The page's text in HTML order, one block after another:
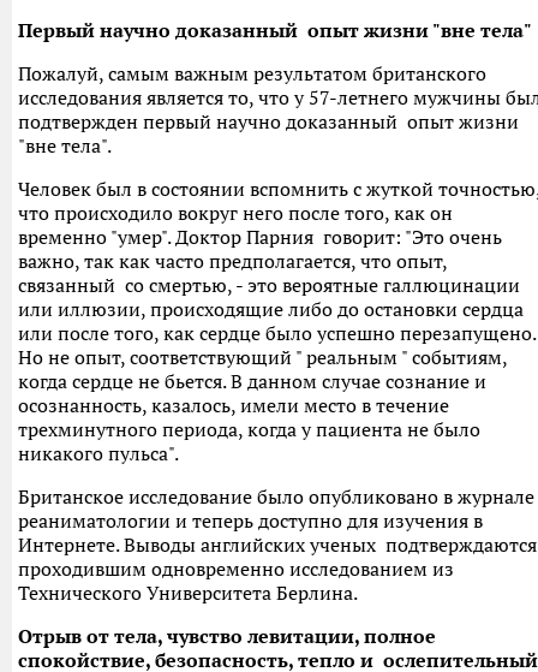
Первый научно доказанный опыт жизни "вне тела"
Пожалуй, самым важным результатом британского
исследования является то, что у 57-летнего мужчины
подтвержден первый научно доказанный опыт жизни
"вне тела".
Человек был в состоянии вспомнить с жуткой
что происходило вокруг него после того, как он
временно "умер". Доктор Парния говорит: "Это очень
важно, так как часто предполагается, что опыт,
связанный со смертью, - это вероятные галлюцинации
или иллюзии, происходящие либо до остановки сердца
или после того, как сердце было успешно перезапущено.
Но не опыт, соответствующий " реальным " событиям,
когда сердце не бьется. В данном случае сознание и
осознанность, казалось, имели место в течение
трехминутного периода, когда у пациента не было
никакого пульса".
Британское исследование было опубликовано в журнале
реаниматологии и теперь доступно для изучения в
Интернете. Выводы английских ученых подтверждаются
проходившим одновременно исследованием из
Технического Университета Берлина.
Отрыв от тела, чувство левитации, полное
спокойствие, безопасность, тепло и ослепительный